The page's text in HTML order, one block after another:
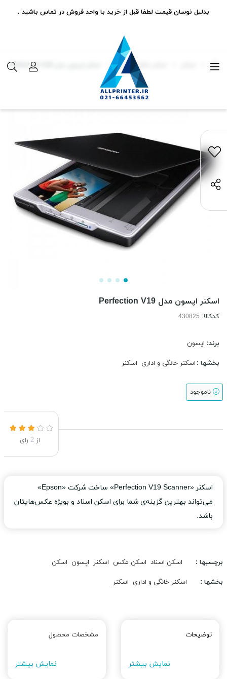
اسکنر خانگی و اداری
اسکنر اپسون مدل Perfection V19
کدکالا:
برند: اپسون
بخشها : اسکنر خانگی و اداری اسکنر
ناموجود
از 2 رای
اسکنر «Perfection V19 Scanner» ساخت شرکت «Epson»
می‌تواند بهترین گزینه‌ی شما برای اسکن اسناد و بویژه عکس‌هایتان
باشد.
برچسبها : اسکن اسناد اسکن عکس اسکنر اپسون اسکن
بخشها : اسکنر خانگی و اداری اسکنر
توضیحات
نمایش بیشتر
مشخصات محصول
نمایش بیشتر
بدلیل نوسان قیمت لطفا قبل از خرید با واحد فروش در تماس باشید .